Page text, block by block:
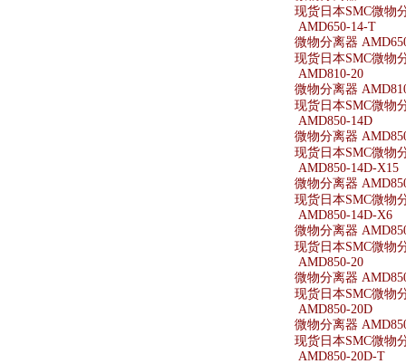
现货日本SMC微物
AMD650-14-T
微物分离器
现货日本SMC微物
AMD810-20
微物分离器
现货日本SMC微物
AMD850-14D
微物分离器
现货日本SMC微物
AMD850-14D-X15
微物分离器
现货日本SMC微物
AMD850-14D-X6
微物分离器
现货日本SMC微物
AMD850-20
微物分离器
现货日本SMC微物
AMD850-20D
微物分离器
现货日本SMC微物
AMD850-20D-T